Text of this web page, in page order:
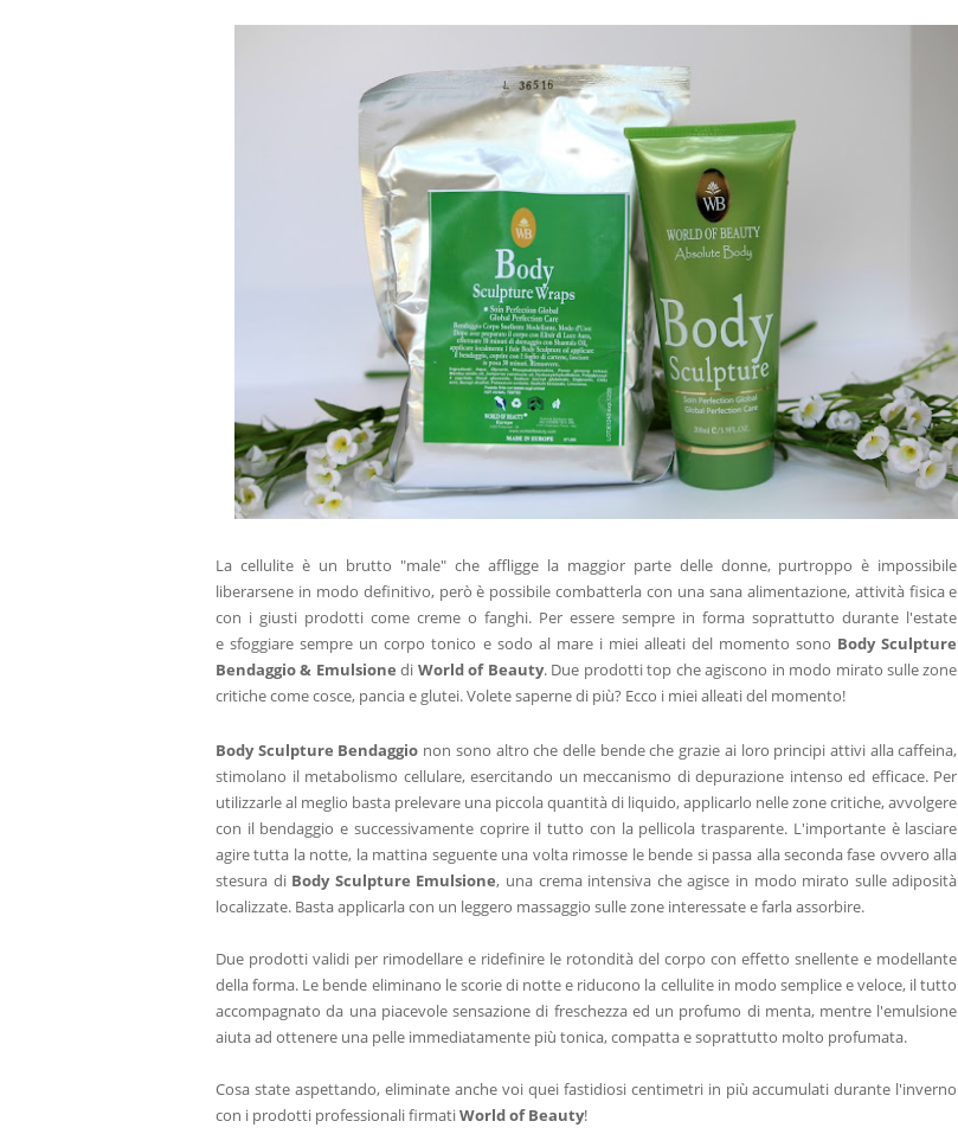
La cellulite è un brutto "male" che affligge la maggior parte delle donne, purtroppo è impossibile
liberarsene in modo definitivo, però è possibile combatterla con una sana alimentazione, attività fisica e
con i giusti prodotti come creme o fanghi. Per essere sempre in forma soprattutto durante l'estate
esfoggiare sempre un corpo tonico e sodo al mare i miei alleati del momento sono Body Sculpture
Bendaggio & Emulsione di World of Beauty. Due prodotti top che agiscono in modo mirato sulle zone
critiche come cosce, pancia e glutei. Volete saperne di più? Ecco i miei alleati del momento!
Body Sculpture Bendaggio non sono altro che delle bende che grazie ai loro principi attivi alla caffeina,
stimolano il metabolismo cellulare, esercitando un meccanismo di depurazione intenso ed efficace. Per
utilizzarle al meglio basta prelevare una piccola quantità di liquido, applicarlo nelle zone critiche, avvolgere
con il bendaggio e successivamente coprire il tutto con la pellicola trasparente. L'importante è lasciare
agire tutta la notte, la mattina seguente una volta rimosse le bende si passa alla seconda fase ovvero alla
stesura di Body Sculpture Emulsione, una crema intensiva che agisce in modo mirato sulle adiposità
localizzate. Basta applicarla con un leggero massaggio sulle zone interessate e farla assorbire.
Due prodotti validi per rimodellare e ridefinire le rotondità del corpo con effetto snellente e modellante
della forma. Le bende eliminano le scorie di notte e riducono la cellulite in modo semplice e veloce, il tutto
accompagnato da una piacevole sensazione di freschezza ed un profumo di menta, mentre l'emulsione
aiuta ad ottenere una pelle immediatamente più tonica, compatta e soprattutto molto profumata.
Cosa state aspettando, eliminate anche voi quei fastidiosi centimetri in più accumulati durante l'inverno
con i prodotti professionali firmatiWorld of Beauty!